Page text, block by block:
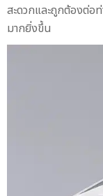
สะดวกและถูกต้องต่อ
มากยิ่งขึ้น